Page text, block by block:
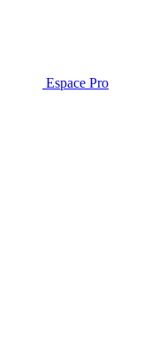
Espace Pro